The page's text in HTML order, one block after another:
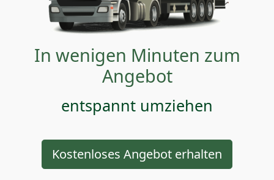
In wenigen Minuten zum
Angebot
entspannt umziehen
Kostenloses Angebot erhalten